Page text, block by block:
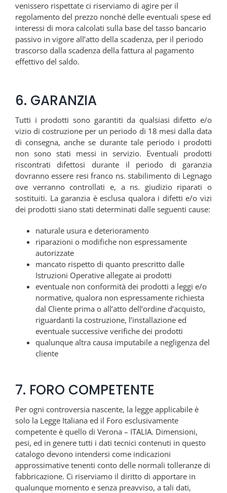
venissero rispettate ci riserviamo di agire per il
regolamento del prezzo nonché delle eventuali spese ed
interessi di mora calcolati sulla base del tasso bancario
passivo in vigore all’atto della scadenza, per il periodo
trascorso dalla scadenza della fattura al pagamento
effettivo del saldo.
6. GARANZIA
Tutti i prodotti sono garantiti da qualsiasi difetto e/o
vizio di costruzione per un periodo di 18 mesi dalla data
di consegna, anche se durante tale periodo i prodotti
non sono stati messi in servizio. Eventuali prodotti
riscontrati difettosi durante il periodo di garanzia
dovranno essere resi franco ns. stabilimento di Legnago
ove verranno controllati e, a ns. giudizio riparati o
sostituiti. La garanzia è esclusa qualora i difetti e/o vizi
dei prodotti siano stati determinati dalle seguenti cause:
naturale usura e deterioramento
riparazioni o modifiche non espressamente
autorizzate
mancato rispetto di quanto prescritto dalle
Istruzioni Operative allegate ai prodotti
eventuale non conformità dei prodotti a leggi e/o
normative, qualora non espressamente richiesta
dal Cliente prima o all’atto dell’ordine d’acquisto,
riguardanti la costruzione, l’installazione ed
eventuale successive verifiche dei prodotti
qualunque altra causa imputabile a negligenza del
cliente
7. FORO COMPETENTE
Per ogni controversia nascente, la legge applicabile è
solo la Legge Italiana ed il Foro esclusivamente
competente è quello di Verona – ITALIA. Dimensioni,
pesi, ed in genere tutti i dati tecnici contenuti in questo
catalogo devono intendersi come indicazioni
approssimative tenenti conto delle normali tolleranze di
fabbricazione. Ci riserviamo il diritto di apportare in
qualunque momento e senza preavviso, a tali dati,